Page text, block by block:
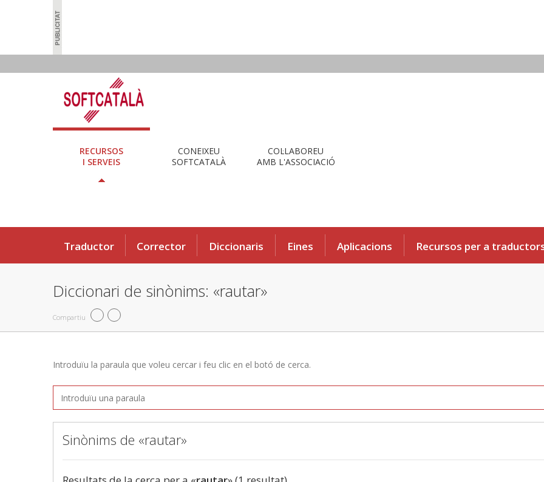
RECURSOS
I SERVEIS
CONEIXEU
SOFTCATALÀ
COL·LABOREU
AMB L'ASSOCIACIÓ
Traductor Corrector Diccionaris Eines Aplicacions Recursos per a
Diccionari de sinònims: «rautar»
Compartiu
Introduïu la paraula que voleu cercar i feu clic en el botó de cerca.
Sinònims de «rautar»